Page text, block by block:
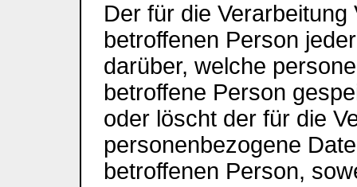
Der für die
betroffenen Person
darüber, welche
betroffene Person
oder löscht der für die
personenbezogene
betroffenen Person,